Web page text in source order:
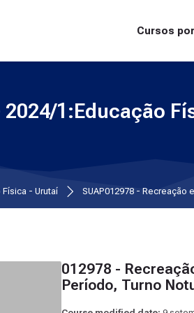
Cursos
1:Educação
Física - Urutaí SUAP012978 - Recreação
012978 -
Período, Turno